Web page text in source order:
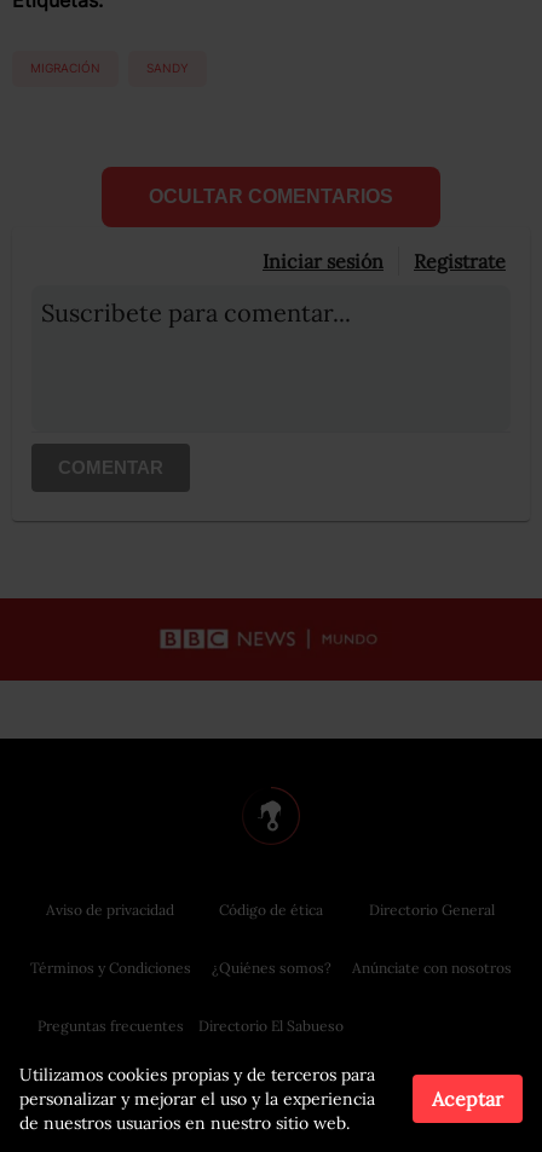
MIGRACIÓN SANDY
OCULTAR COMENTARIOS
Iniciar sesión Registrate
Suscribete para comentar...
COMENTAR
Utilizamos cookies propias y de terceros para
personalizar y mejorar el uso y la experiencia
de nuestros usuarios en nuestro sitio web.
Aceptar
Aviso de privacidad
Términos y Condiciones
Preguntas frecuentes
Código de ética
¿Quiénes somos?
Directorio El Sabueso
Directorio General
Anúnciate con nosotros